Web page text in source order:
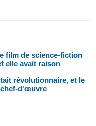
film de science-fiction
elle avait raison
révolutionnaire, et le
chef-d'œuvre